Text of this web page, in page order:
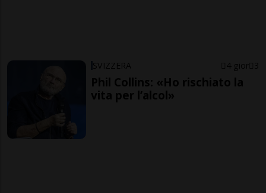
SVIZZERA 4 gior 3
Phil Collins: «Ho rischiato la
vita per l’alcol»